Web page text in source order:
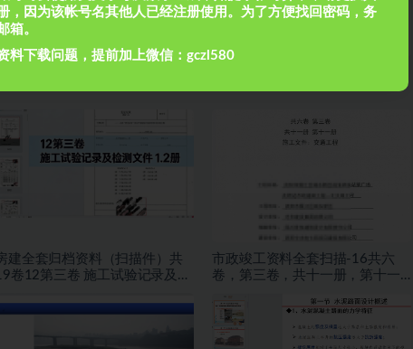
下一篇
施工培训教材-市政埋地管
建全套归档资料（扫描件）共
卷12第三卷 施工试验记录及检
市政竣工资料全套扫描-16共六
卷，第三卷，共十一册，第十一
，因为该帐号名其他人已经注册使用。为了方便找回密码，务
箱。
料下载问题，提前加上微信：gczl580